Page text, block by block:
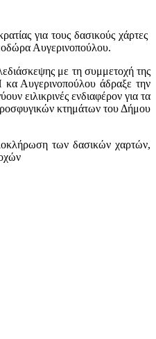
για τους δασικούς χάρτες
Αυγερινοπούλου.
με τη συμμετοχή της
κα Αυγερινοπούλου άδραξε την
ειλικρινές ενδιαφέρον για τα
κτημάτων του Δήμου
των δασικών χαρτών,